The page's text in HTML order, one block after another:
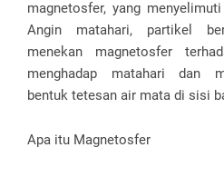
magnetosfer, yang
Angin matahari, partikel
menekan magnetosfer
menghadap matahari dan
bentuk tetesan air mata di sisi
Apa itu Magnetosfer